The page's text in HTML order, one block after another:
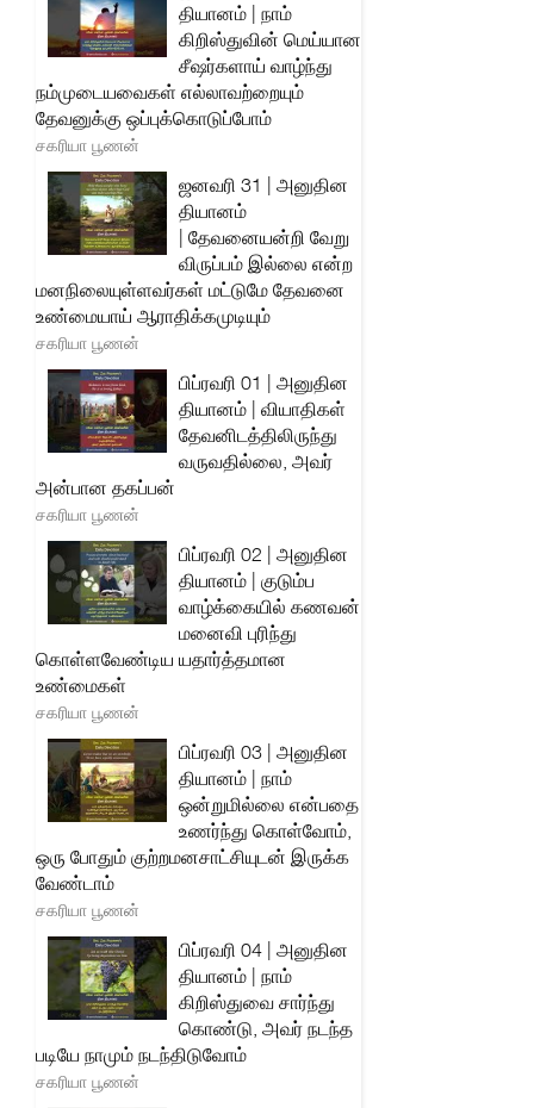
தியானம் | நாம்
கிறிஸ்துவின் மெய்யான
சீஷர்களாய் வாழ்ந்து
நம்முடையவைகள் எல்லாவற்றையும்
தேவனுக்கு ஒப்புக்கொடுப்போம்
சகரியா பூணன்
ஜனவரி 31 | அனுதின
தியானம்
| தேவனையன்றி வேறு
விருப்பம் இல்லை என்ற
மனநிலையுள்ளவர்கள் மட்டுமே தேவனை
உண்மையாய் ஆராதிக்கமுடியும்
சகரியா பூணன்
பிப்ரவரி 01 | அனுதின
தியானம் | வியாதிகள்
தேவனிடத்திலிருந்து
வருவதில்லை, அவர்
அன்பான தகப்பன்
சகரியா பூணன்
பிப்ரவரி 02 | அனுதின
தியானம் | குடும்ப
வாழ்க்கையில் கணவன்
மனைவி புரிந்து
கொள்ளவேண்டிய யதார்த்தமான
உண்மைகள்
சகரியா பூணன்
பிப்ரவரி 03 | அனுதின
தியானம் | நாம்
ஒன்றுமில்லை என்பதை
உணர்ந்து கொள்வோம்,
ஒரு போதும் குற்றமனசாட்சியுடன் இருக்க
வேண்டாம்
சகரியா பூணன்
பிப்ரவரி 04 | அனுதின
தியானம் | நாம்
கிறிஸ்துவை சார்ந்து
கொண்டு, அவர் நடந்த
படியே நாமும் நடந்திடுவோம்
சகரியா பூணன்